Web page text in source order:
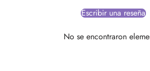
Escribir una reseña
No se encontraron